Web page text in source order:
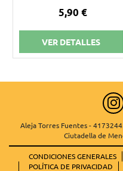
5,90 €
VER DETALLES
Aleja Torres Fuentes -
Ciutadella de
CONDICIONES GENERALES
POLÍTICA DE PRIVACIDAD